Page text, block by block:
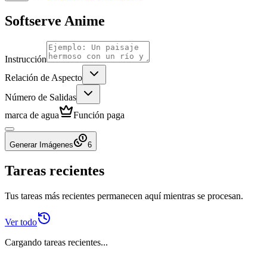
Softserve Anime
Instrucción
Relación de Aspecto
Número de Salidas
marca de agua
Función paga
Generar Imágenes 6
Tareas recientes
Tus tareas más recientes permanecen aquí mientras se procesan.
Ver todo
Cargando tareas recientes...